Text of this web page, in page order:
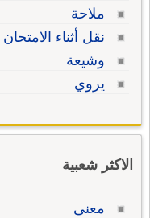
ملاحة
نقل أثناء الامتحان
وشيعة
يروي
الاكثر شعبية
معنى